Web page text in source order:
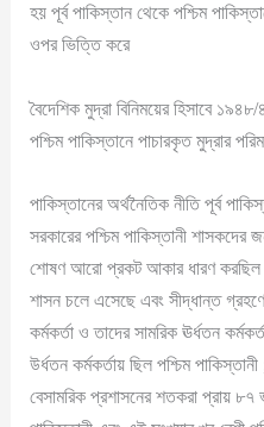
হয় পূর্ব পাকিস্তান থেকে পশ্চিম
ওপর ভিত্তি করে
বৈদেশিক মুদ্রা বিনিময়ের হিসাবে
পশ্চিম পাকিস্তানে পাচারকৃত মুদ্রার
পাকিস্তানের অর্থনৈতিক নীতি পূর্ব
সরকারের পশ্চিম পাকিস্তানী শাসকদের
শোষণ আরো প্রকট আকার ধারণ করছিল
শাসন চলে এসেছে এবং সীদ্ধান্ত
কর্মকর্তা ও তাদের সামরিক ঊর্ধতন
উর্ধতন কর্মকর্তায় ছিল পশ্চিম
বেসামরিক প্রশাসনের শতকরা প্রায় ৮৭